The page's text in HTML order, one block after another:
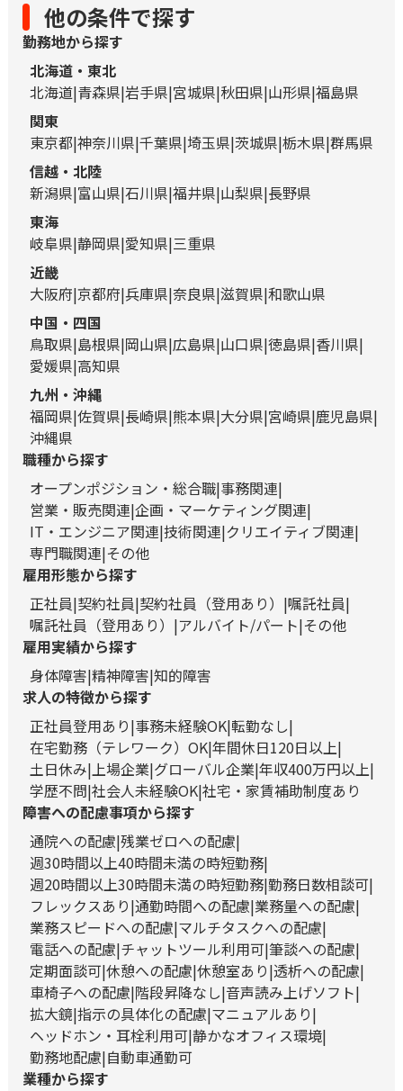
他の条件で探す
勤務地から探す
北海道・東北
北海道 青森県 岩手県 宮城県 秋田県 山形県 福島県
関東
東京都 神奈川県 千葉県 埼玉県 茨城県 栃木県 群馬県
信越・北陸
新潟県 富山県 石川県 福井県 山梨県 長野県
東海
岐阜県 静岡県 愛知県 三重県
近畿
大阪府 京都府 兵庫県 奈良県 滋賀県 和歌山県
中国・四国
鳥取県 島根県 岡山県 広島県 山口県 徳島県 香川県
愛媛県 高知県
九州・沖縄
福岡県 佐賀県 長崎県 熊本県 大分県 宮崎県 鹿児島県
沖縄県
職種から探す
オープンポジション・総合職 事務関連
営業・販売関連 企画・マーケティング関連
IT・エンジニア関連 技術関連 クリエイティブ関連
専門職関連 その他
雇用形態から探す
正社員 契約社員 契約社員（登用あり）
嘱託社員
嘱託社員（登用あり）
アルバイト/パート その他
雇用実績から探す
身体障害 精神障害 知的障害
求人の特徴から探す
正社員登用あり 事務未経験OK 転勤なし
在宅勤務（テレワーク）OK 年間休日120日以上
土日休み 上場企業 グローバル企業 年収400万円以上
学歴不問 社会人未経験OK 社宅・家賃補助制度あり
障害への配慮事項から探す
通院への配慮 残業ゼロへの配慮
週30時間以上40時間未満の時短勤務
週20時間以上30時間未満の時短勤務 勤務日数相談可
フレックスあり 通勤時間への配慮 業務量への配慮
業務スピードへの配慮 マルチタスクへの配慮
電話への配慮 チャットツール利用可 筆談への配慮
定期面談可 休憩への配慮 休憩室あり 透析への配慮
車椅子への配慮 階段昇降なし 音声読み上げソフト
拡大鏡 指示の具体化の配慮 マニュアルあり
ヘッドホン・耳栓利用可 静かなオフィス環境
勤務地配慮 自動車通勤可
業種から探す